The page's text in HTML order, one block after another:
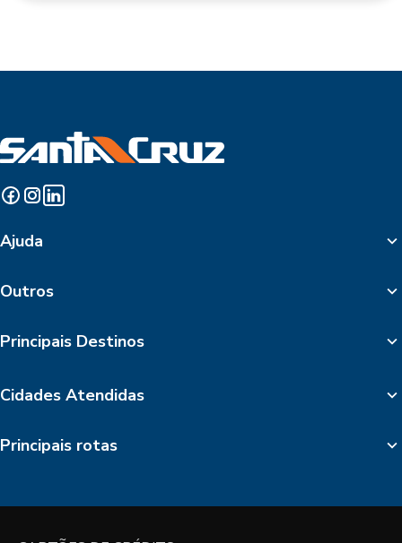
Ajuda
Outros
Principais Destinos
Cidades Atendidas
Principais rotas